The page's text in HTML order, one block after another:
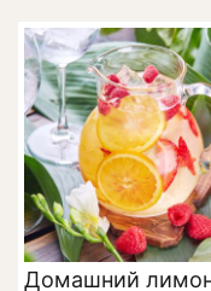
Домашний